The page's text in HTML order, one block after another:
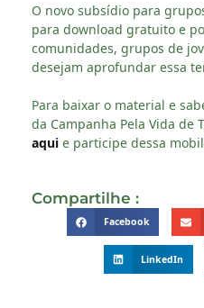
O novo subsídio para
para download gratuito e
comunidades, grupos de
desejam aprofundar essa
Para baixar o material e
da Campanha Pela Vida de
aqui e participe dessa
Compartilhe :
Facebook
LinkedIn